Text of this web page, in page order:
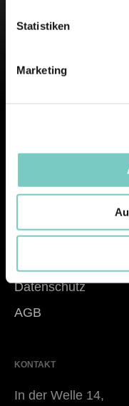
Statistiken
Marketing
Berufsbekleidung
Downloads
Datenschutz
AGB
KONTAKT
In der Welle 14,